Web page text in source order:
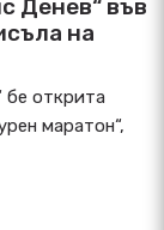
Денев“ във
на
бе открита
маратон“,